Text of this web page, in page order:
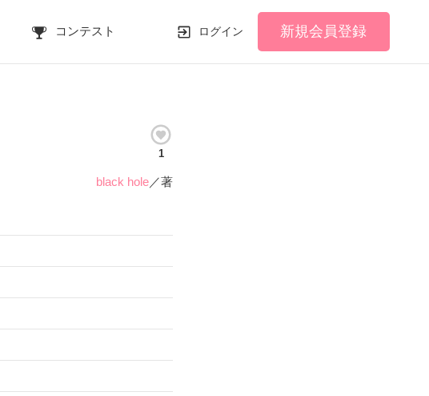
コンテスト ログイン 新規会員登録
1
black hole／著